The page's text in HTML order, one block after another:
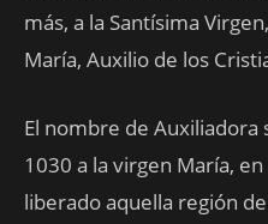
más, a la Santísima
María, Auxilio de los
El nombre de Auxiliadora
1030 a la virgen María,
liberado aquella región